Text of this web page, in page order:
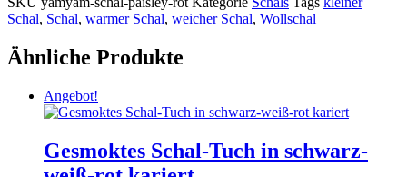
Schal, Schal, warmer Schal, weicher Schal, Wollschal
Ähnliche Produkte
Angebot!
Gesmoktes Schal-Tuch in schwarz-